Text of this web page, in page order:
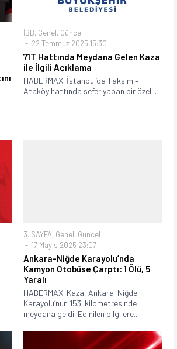
İBB, Genel, Güncel
22 Temmuz 2025 15:30
71T Hattında Meydana Gelen Kaza
ile İlgili Açıklama
HABERMAX. İstanbul’da Taksim –
Ataköy hattında sefer yapan bir özel...
3. SAYFA, Genel, Güncel
17 Mayıs 2025 23:07
Ankara-Niğde Karayolu’nda
Kamyon Otobüse Çarptı: 1 Ölü, 5
Yaralı
HABERMAX. Kaza, Ankara-Niğde
Karayolu’nun 153. kilometresinde
meydana geldi. Edinilen bilgilere...